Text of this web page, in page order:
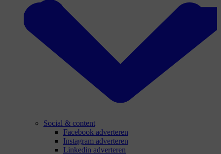
Social & content
Facebook adverteren
Instagram adverteren
Linkedin adverteren